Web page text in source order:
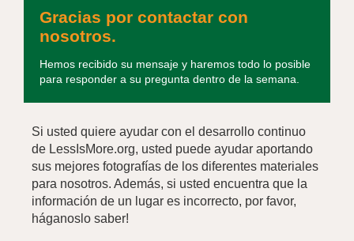
Gracias por contactar con
nosotros.
Hemos recibido su mensaje y haremos todo lo posible
para responder a su pregunta dentro de la semana.
Si usted quiere ayudar con el desarrollo continuo
de LessIsMore.org, usted puede ayudar aportando
sus mejores fotografías de los diferentes materiales
para nosotros. Además, si usted encuentra que la
información de un lugar es incorrecto, por favor,
háganoslo saber!